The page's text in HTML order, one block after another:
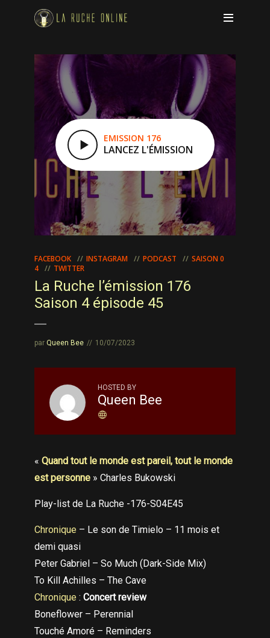
EMISSION 176
LANCEZ L'ÉMISSION
FACEBOOK INSTAGRAM PODCAST
SAISON 0
4
TWITTER
La Ruche l’émission 176
Saison 4 épisode 45
par Queen Bee 10/07/2023
HOSTED BY
Queen Bee
« Quand tout le monde est pareil, tout le monde
est personne » Charles Bukowski
Play-list de La Ruche -176-S04E45
Chronique – Le son de Timielo – 11 mois et
demi quasi
Peter Gabriel – So Much (Dark-Side Mix)
To Kill Achilles – The Cave
Chronique : Concert review
Boneflower – Perennial
Touché Amoré – Reminders